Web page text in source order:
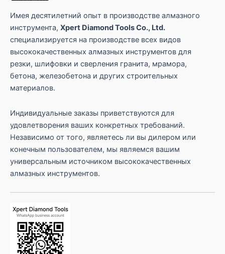
Имея десятилетний опыт в производстве алмазного
инструмента, Xpert Diamond Tools Co., Ltd.
специализируется на производстве всех видов
высококачественных алмазных инструментов для
резки, шлифовки и сверления гранита, мрамора,
бетона, железобетона и других строительных
материалов.
Индивидуальные заказы приветствуются для
удовлетворения ваших конкретных требований.
Независимо от того, являетесь ли вы дилером или
конечным пользователем, мы являемся вашим
универсальным источником высококачественных
алмазных инструментов.